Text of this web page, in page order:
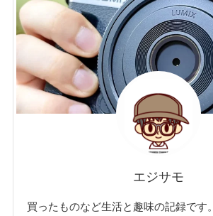
エジサモ
買ったものなど生活と趣味の記録です。